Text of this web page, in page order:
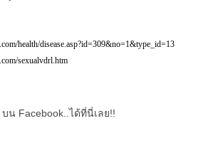
health/disease.asp?id=309&no=1&type_id=13
sexualvdrl.htm
น Facebook..ได้ที่นี่เลย!!